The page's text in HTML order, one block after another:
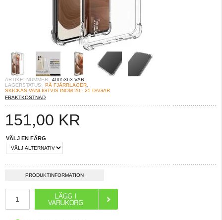
ARTIKELNUMMER: 4005363-VAR
LAGERSTATUS: PÅ FJÄRRLAGER.
SKICKAS VANLIGTVIS INOM 20 - 25 DAGAR
FRAKTKOSTNAD
151,00 KR
VÄLJ EN FÄRG
PRODUKTINFORMATION